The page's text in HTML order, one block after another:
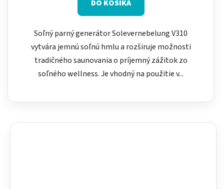
DO KOŠÍKA
Soľný parný generátor Solevernebelung V310
vytvára jemnú soľnú hmlu a rozširuje možnosti
tradičného saunovania o príjemný zážitok zo
soľného wellness. Je vhodný na použitie v...